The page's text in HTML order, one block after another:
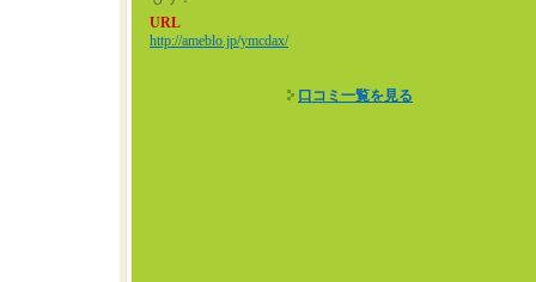
URL
http://ameblo.jp/ymcdax/
口コミ一覧を見る